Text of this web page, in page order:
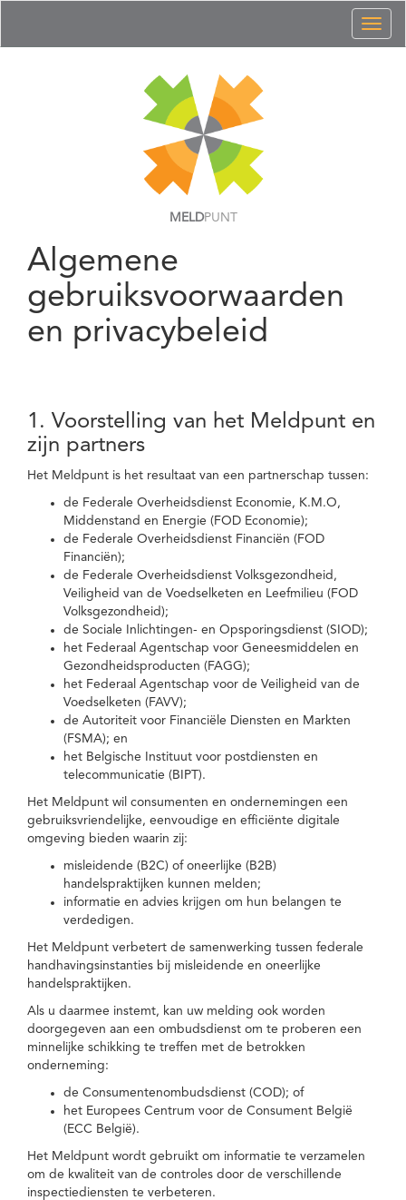
MELDPUNT
Algemene
gebruiksvoorwaarden
en privacybeleid
1. Voorstelling van het Meldpunt en
zijn partners
Het Meldpunt is het resultaat van een partnerschap tussen:
de Federale Overheidsdienst Economie, K.M.O,
Middenstand en Energie (FOD Economie);
de Federale Overheidsdienst Financiën (FOD
Financiën);
de Federale Overheidsdienst Volksgezondheid,
Veiligheid van de Voedselketen en Leefmilieu (FOD
Volksgezondheid);
de Sociale Inlichtingen- en Opsporingsdienst (SIOD);
het Federaal Agentschap voor Geneesmiddelen en
Gezondheidsproducten (FAGG);
het Federaal Agentschap voor de Veiligheid van de
Voedselketen (FAVV);
de Autoriteit voor Financiële Diensten en Markten
(FSMA); en
het Belgische Instituut voor postdiensten en
telecommunicatie (BIPT).
Het Meldpunt wil consumenten en ondernemingen een
gebruiksvriendelijke, eenvoudige en efficiënte digitale
omgeving bieden waarin zij:
misleidende (B2C) of oneerlijke (B2B)
handelspraktijken kunnen melden;
informatie en advies krijgen om hun belangen te
verdedigen.
Het Meldpunt verbetert de samenwerking tussen federale
handhavingsinstanties bij misleidende en oneerlijke
handelspraktijken.
Als u daarmee instemt, kan uw melding ook worden
doorgegeven aan een ombudsdienst om te proberen een
minnelijke schikking te treffen met de betrokken
onderneming:
de Consumentenombudsdienst (COD); of
het Europees Centrum voor de Consument België
(ECC België).
Het Meldpunt wordt gebruikt om informatie te verzamelen
om de kwaliteit van de controles door de verschillende
inspectiediensten te verbeteren.